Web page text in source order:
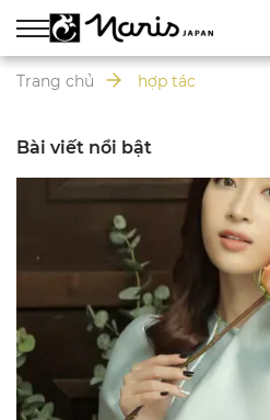
Trang chủ hợp tác
Bài viết nổi bật